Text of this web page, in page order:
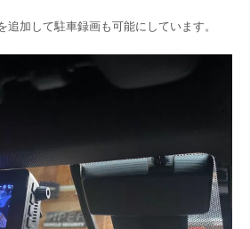
追加して駐車録画も可能にしています。